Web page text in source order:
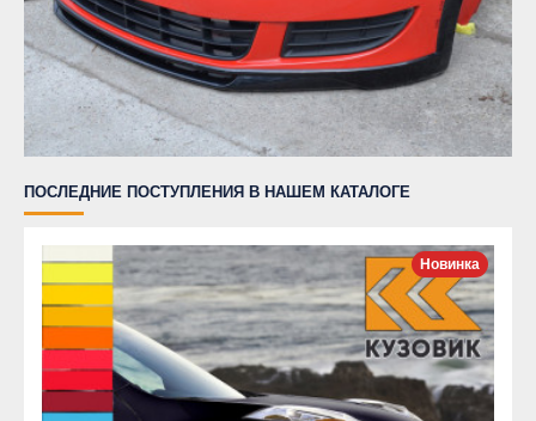
ПОСЛЕДНИЕ ПОСТУПЛЕНИЯ В НАШЕМ КАТАЛОГЕ
Новинка